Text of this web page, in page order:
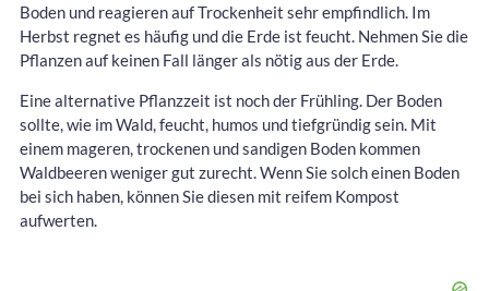
Boden und reagieren auf Trockenheit sehr empfindlich. Im
Herbst regnet es häufig und die Erde ist feucht. Nehmen Sie die
Pflanzen auf keinen Fall länger als nötig aus der Erde.
Eine alternative Pflanzzeit ist noch der Frühling. Der Boden
sollte, wie im Wald, feucht, humos und tiefgründig sein. Mit
einem mageren, trockenen und sandigen Boden kommen
Waldbeeren weniger gut zurecht. Wenn Sie solch einen Boden
bei sich haben, können Sie diesen mit reifem Kompost
aufwerten.